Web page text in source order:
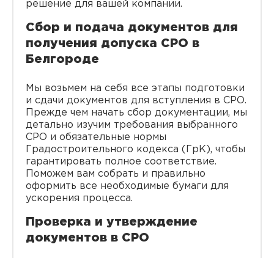
решение для вашей компании.
Сбор и подача документов для
получения допуска СРО в
Белгороде
Мы возьмем на себя все этапы подготовки
и сдачи документов для вступления в СРО.
Прежде чем начать сбор документации, мы
детально изучим требования выбранного
СРО и обязательные нормы
Градостроительного кодекса (ГрК), чтобы
гарантировать полное соответствие.
Поможем вам собрать и правильно
оформить все необходимые бумаги для
ускорения процесса.
Проверка и утверждение
документов в СРО